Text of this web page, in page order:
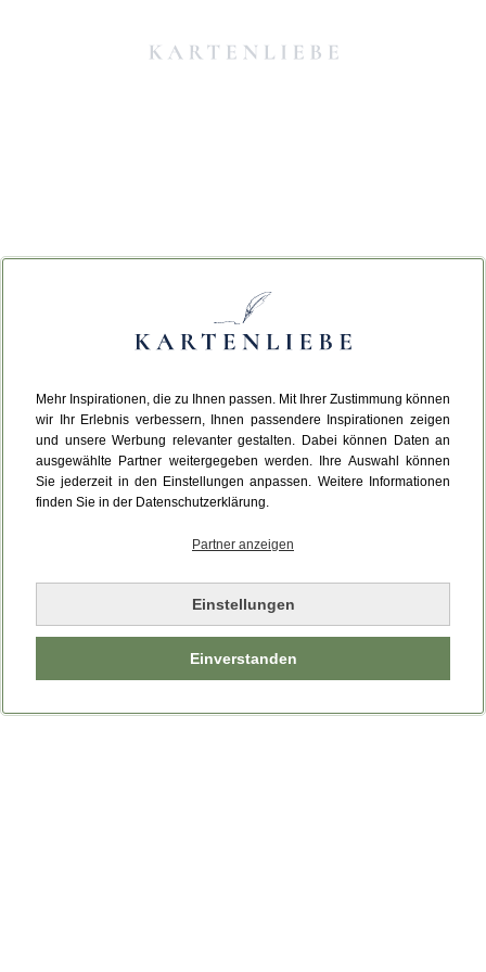
Mehr Inspirationen, die zu Ihnen passen. Mit Ihrer Zustimmung können
wir Ihr Erlebnis verbessern, Ihnen passendere Inspirationen zeigen
und unsere Werbung relevanter gestalten. Dabei können Daten an
ausgewählte Partner weitergegeben werden. Ihre Auswahl können
Sie jederzeit in den Einstellungen anpassen. Weitere Informationen
finden Sie in der Datenschutzerklärung.
Partner anzeigen
Einstellungen
Einverstanden
Da ist etwas schiefgelaufen.
Leider ist ein technischer Fehler aufgetreten.
Bitte laden Sie die Seite neu.